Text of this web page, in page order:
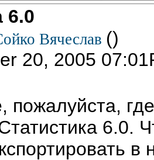
6.0
Вячеслав ()
20, 2005
пожалуйста,
6.0.
в